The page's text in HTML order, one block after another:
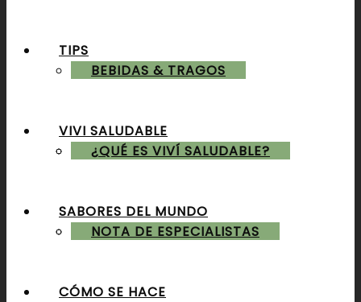
BEBIDAS & TRAGOS
ALMUERZOS & CENAS
POSTRES & TORTAS
TIPS
VIVI SALUDABLE
¿QUÉ ES VIVÍ SALUDABLE?
NOTA DE ESPECIALISTAS
SABORES DEL MUNDO
CÓMO SE HACE